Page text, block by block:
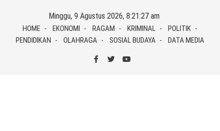
content
Minggu, 9 Agustus 2026, 8:21:28 am
HOME EKONOMI RAGAM KRIMINAL
POLITIK
PENDIDIKAN
OLAHRAGA SOSIAL BUDAYA DATA MEDIA